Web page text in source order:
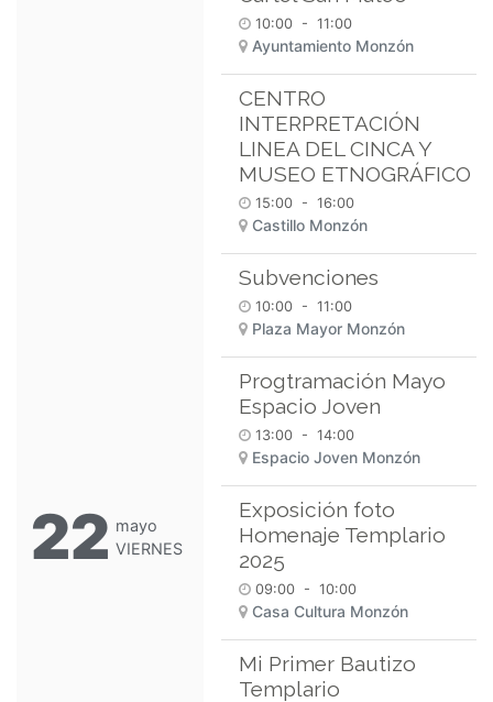
22 mayo
VIERNES
10:00 - 11:00
Ayuntamiento Monzón
CENTRO
INTERPRETACIÓN
LINEA DEL CINCA Y
MUSEO ETNOGRÁFICO
15:00 - 16:00
Castillo Monzón
Subvenciones
10:00 - 11:00
Plaza Mayor Monzón
Progtramación Mayo
Espacio Joven
13:00 - 14:00
Espacio Joven Monzón
Exposición foto
Homenaje Templario
2025
09:00 - 10:00
Casa Cultura Monzón
Mi Primer Bautizo
Templario